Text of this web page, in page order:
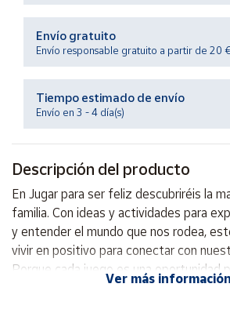
Centro
de ayuda
Contacto
Mapa de
vendedores
Hazte
Área
vendedor
Envío gratuito
Envío responsable gratuito a partir de 20
Tiempo estimado de envío
Envío en 3 - 4 día(s)
Descripción del producto
En Jugar para ser feliz descubriréis la
familia. Con ideas y actividades para
y entender el mundo que nos rodea,
vivir en positivo para conectar con
Porque cada juego es una oportunidad
Ver más información